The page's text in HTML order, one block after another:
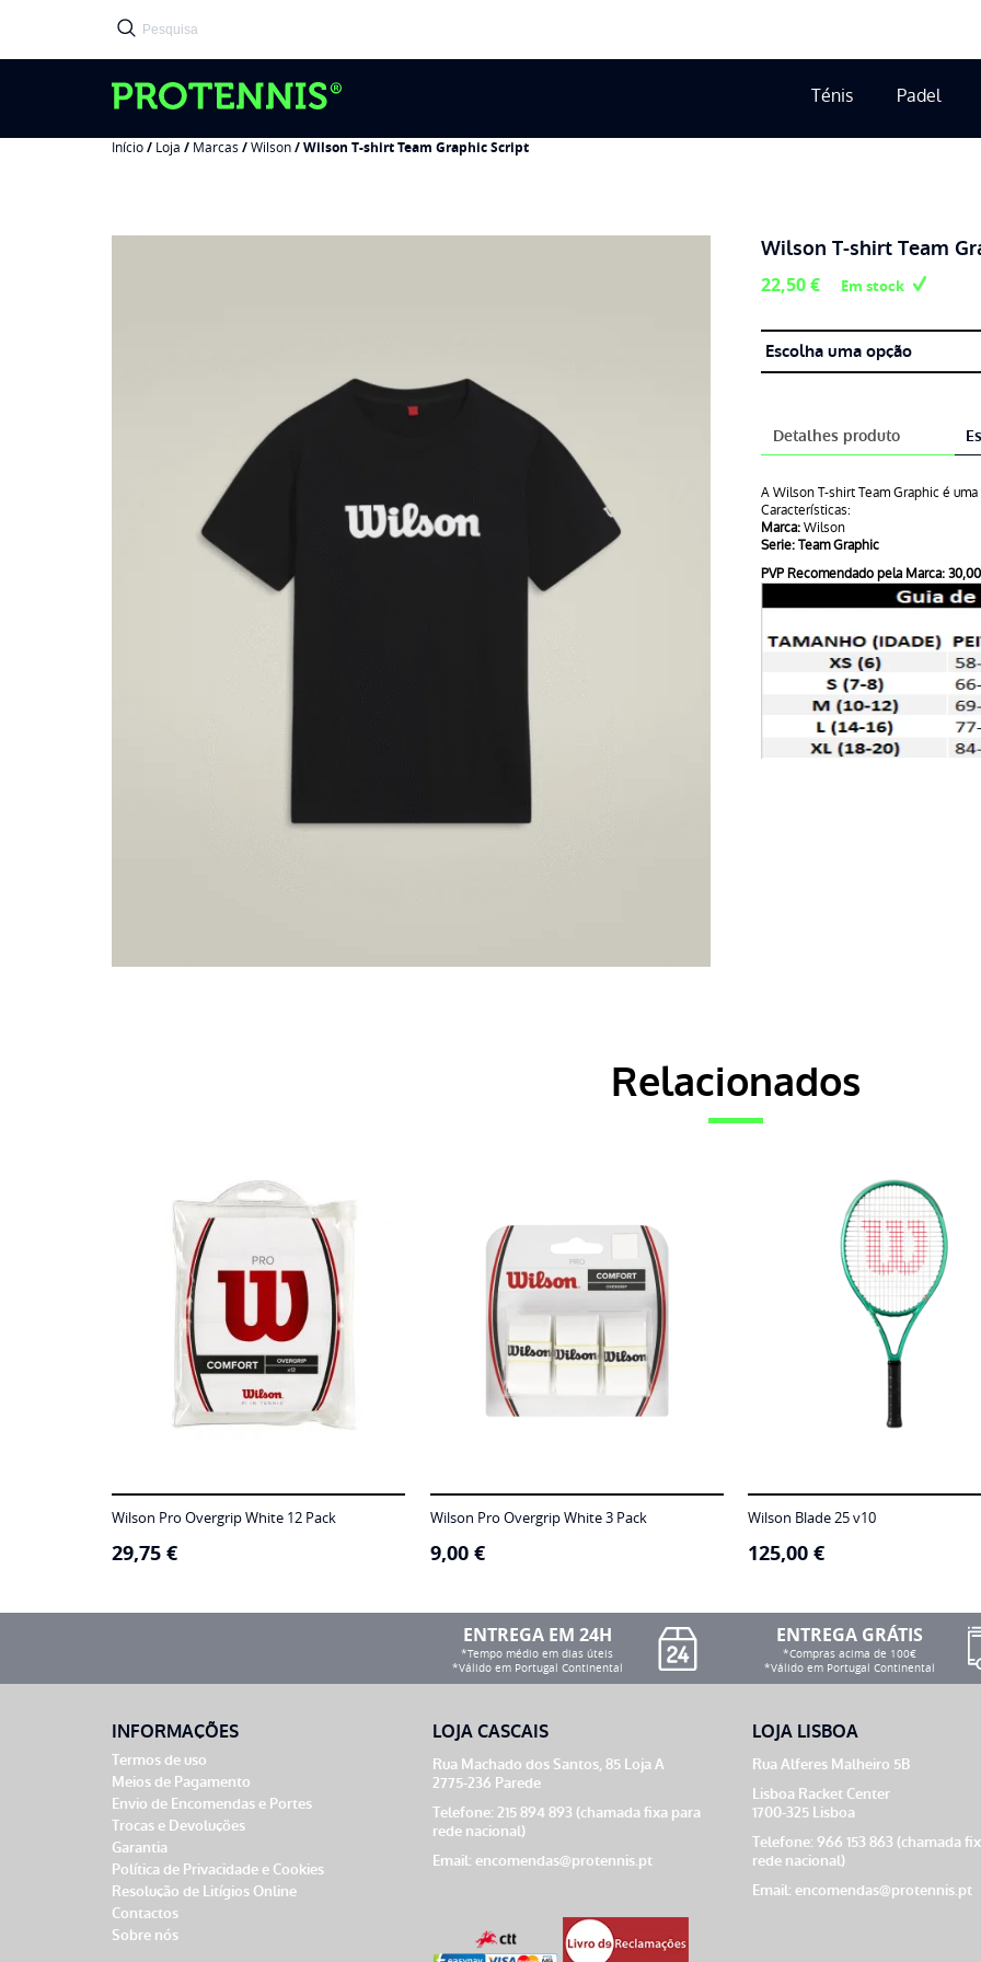
Ténis Padel
Início/ Loja / Marcas /Wilson/ Wilson T-shirt Team Graphic Script
Wilson T-shirt Team
22,50€ Em stock
Detalhes produto
A Wilson T-shirt Team Graphic é
Características:
Marca:Wilson
Serie: Team Graphic
PVP Recomendado pela Marca:
Relacionados
Wilson Pro Overgrip White 12 Pack
29,75 €
Wilson Pro Overgrip White 3 Pack
9,00 €
Wilson Blade 25 v10
125,00€
ENTREGA EM 24H
*Tempo médio em dias úteis
*Válido em Portugal Continental
ENTREGA GRÁTIS
*Compras acima de 100€
*Válido em Portugal Continental
INFORMAÇÕES
Termos de uso
Meios de Pagamento
Envio de Encomendas e Portes
Trocas e Devoluções
Garantia
Política de Privacidade e Cookies
Resolução de Litígios Online
Contactos
Sobre nós
LOJA CASCAIS
Rua Machado dos Santos, 85 Loja A
2775-236 Parede
Telefone: 215 894 893 (chamada fixa para
rede nacional)
Email: encomendas@protennis.pt
LOJA LISBOA
Rua Alferes Malheiro 5B
Lisboa Racket Center
1700-325 Lisboa
Telefone: 966 153 863 (chamada
rede nacional)
Email: encomendas@protennis.pt